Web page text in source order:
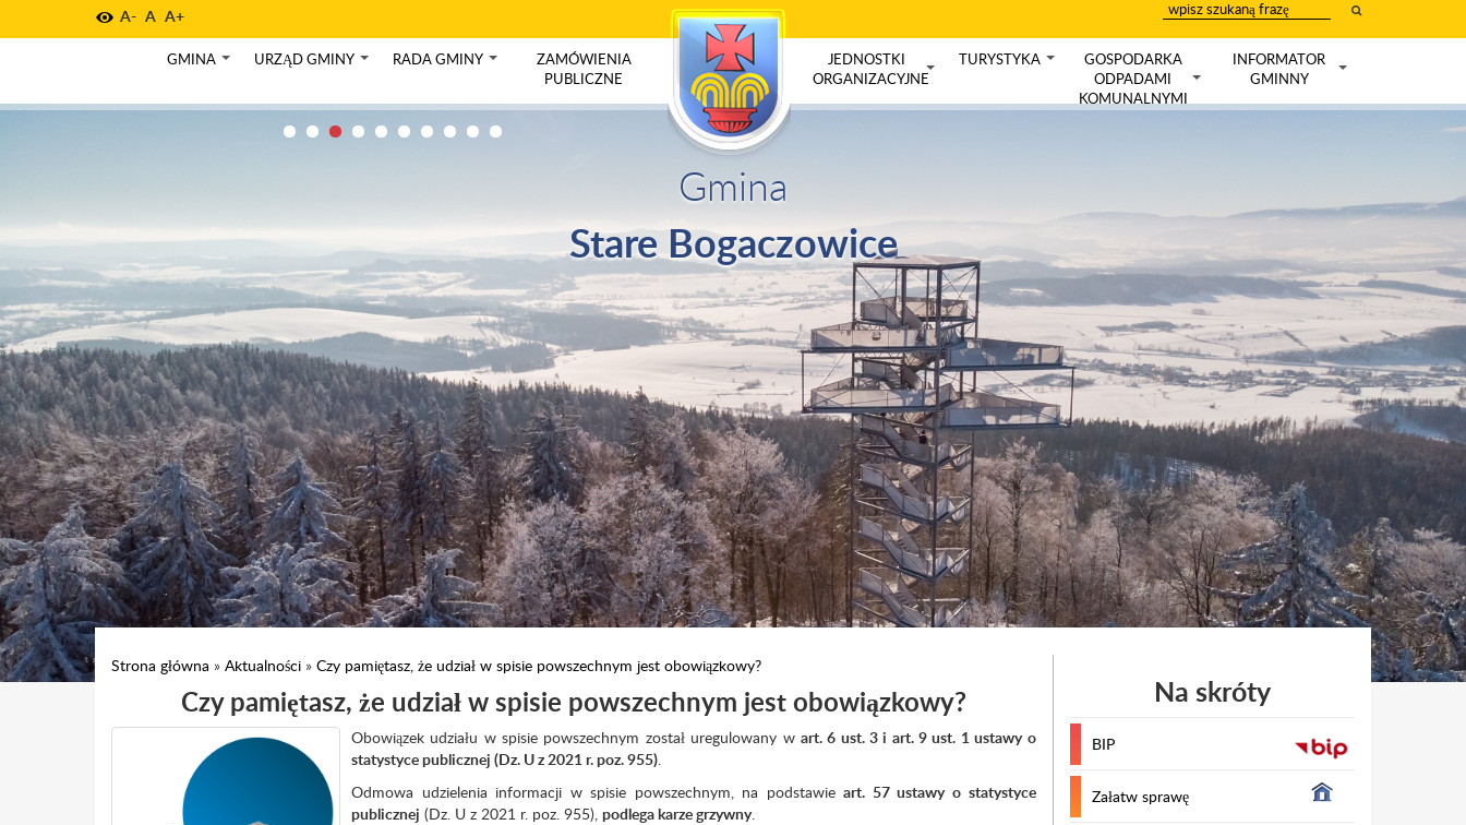
A- A A+
wpisz
szukany
tekst
GMINA URZĄD GMINY RADA GMINY
ZAMÓWIENIA
PUBLICZNE
JEDNOSTKI
ORGANIZACYJNE
TURYSTYKA
GOSPODARKA
ODPADAMI
KOMUNALNYMI
INFORMATOR
GMINNY
Gmina
Stare Bogaczowice
Strona główna » Aktualności » Czy pamiętasz, że udział w spisie powszechnym jest obowiązkowy?
Czy pamiętasz, że udział w spisie powszechnym jest obowiązkowy?
Obowiązek udziału w spisie powszechnym został uregulowany w art. 6 ust. 3 i art. 9 ust. 1 ustawy o
statystyce publicznej (Dz. U z 2021 r. poz. 955).
Odmowa udzielenia informacji w spisie powszechnym, na podstawieart. 57 ustawy o statystyce
publicznej (Dz. U z 2021 r. poz. 955), podlega karze grzywny.
Na skróty
BIP
Załatw sprawę